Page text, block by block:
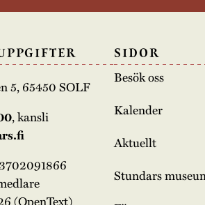
5, 65450 SOLF
, kansli
(OpenText)
SIDOR
Besök oss
Kalender
Aktuellt
Stundars